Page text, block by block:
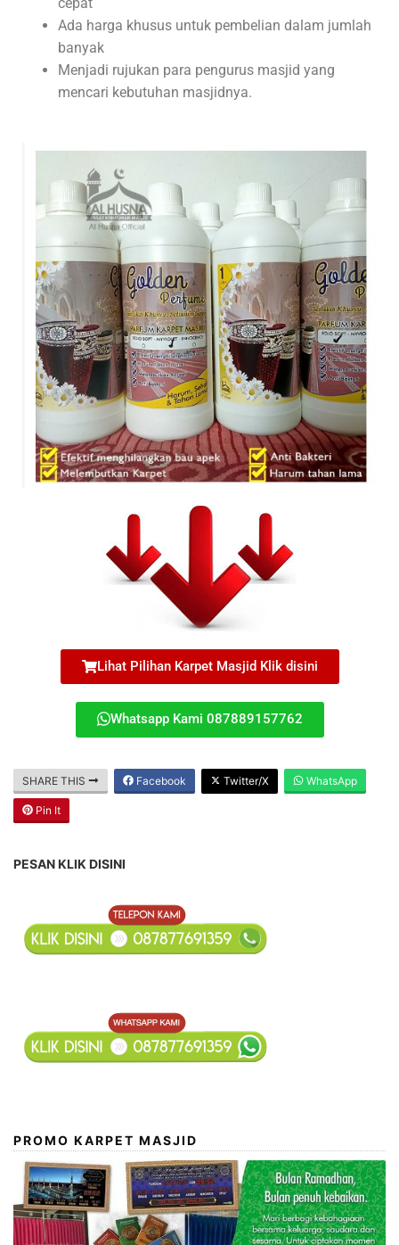
Ada harga khusus untuk pembelian dalam jumlah
banyak
Menjadi rujukan para pengurus masjid yang
mencari kebutuhan masjidnya.
Lihat Pilihan Karpet Masjid Klik disini
Whatsapp Kami 087889157762
SHARE THIS Facebook Twitter/X WhatsApp
Pin It
PESAN KLIK DISINI
PROMO KARPET MASJID